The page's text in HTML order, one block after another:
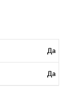
Да
Да